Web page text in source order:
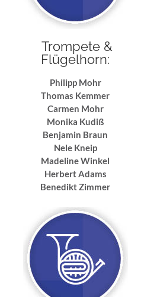
Trompete &
Flügelhorn:
Philipp Mohr
Thomas Kemmer
Carmen Mohr
Monika Kudiß
Benjamin Braun
Nele Kneip
Madeline Winkel
Herbert Adams
Benedikt Zimmer